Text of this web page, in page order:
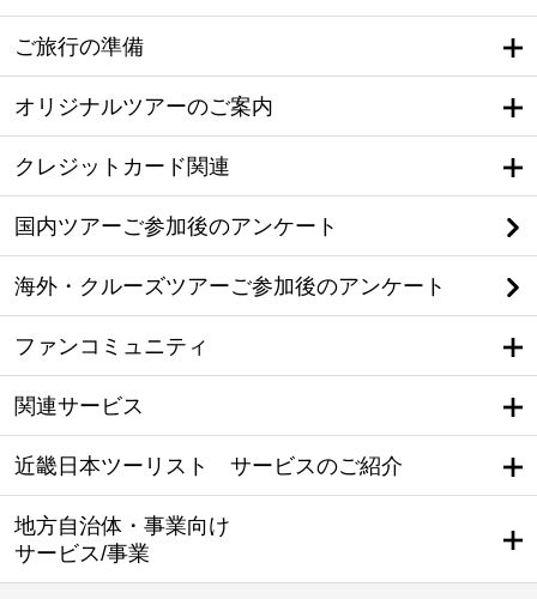
ご旅行の準備
オリジナルツアーのご案内
クレジットカード関連
国内ツアーご参加後のアンケート
海外・クルーズツアーご参加後のアンケート
ファンコミュニティ
関連サービス
近畿日本ツーリスト サービスのご紹介
地方自治体・事業向け
サービス/事業